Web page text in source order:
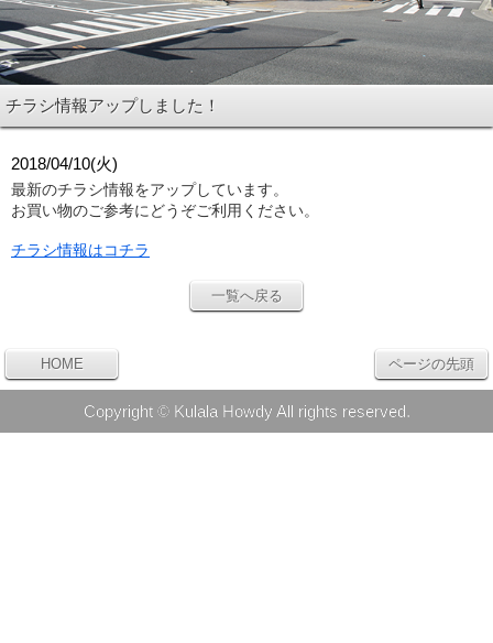
チラシ情報アップしました！
2018/04/10(火)
最新のチラシ情報をアップしています。
お買い物のご参考にどうぞご利用ください。
チラシ情報はコチラ
一覧へ戻る
HOME ページの先頭
Copyright © Kulala Howdy All rights reserved.